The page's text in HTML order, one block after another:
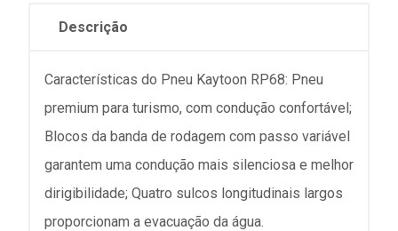
Descrição
Características do Pneu Kaytoon RP68: Pneu
premium para turismo, com condução confortável;
Blocos da banda de rodagem com passo variável
garantem uma condução mais silenciosa e melhor
dirigibilidade; Quatro sulcos longitudinais largos
proporcionam a evacuação da água.